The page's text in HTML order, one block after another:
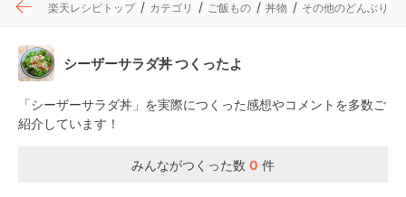
楽天レシピトップ カテゴリ ご飯もの 丼物 その他のどんぶり
シーザーサラダ丼 つくったよ
「シーザーサラダ丼」を実際につくった感想やコメントを多数ご
紹介しています！
みんながつくった数 0 件